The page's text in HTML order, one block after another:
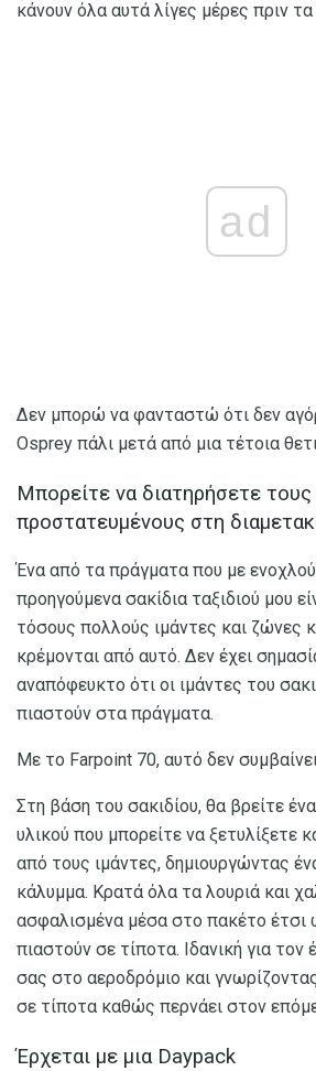
κάνουν όλα αυτά λίγες μέρες πριν
ad
Δεν μπορώ να φανταστώ ότι δεν
Osprey πάλι μετά από μια τέτοια
Μπορείτε να διατηρήσετε τους
προστατευμένους στη
Ένα από τα πράγματα που με
προηγούμενα σακίδια ταξιδιού μου
τόσους πολλούς ιμάντες και ζώνες
κρέμονται από αυτό. Δεν έχει
αναπόφευκτο ότι οι ιμάντες του
πιαστούν στα πράγματα.
Με το Farpoint 70, αυτό δεν
Στη βάση του σακιδίου, θα βρείτε
υλικού που μπορείτε να ξετυλίξετε
από τους ιμάντες, δημιουργώντας
κάλυμμα. Κρατά όλα τα λουριά και
ασφαλισμένα μέσα στο πακέτο έτσι
πιαστούν σε τίποτα. Ιδανική για
σας στο αεροδρόμιο και
σε τίποτα καθώς περνάει στον
Έρχεται με μια Daypack